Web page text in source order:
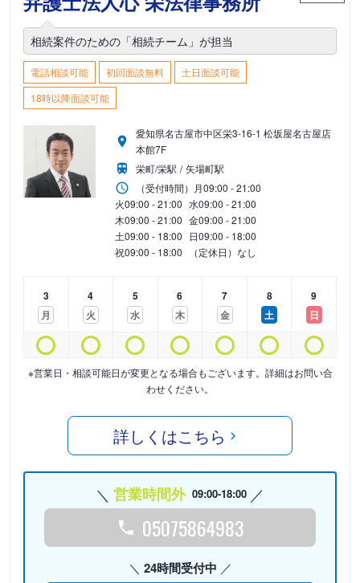
相続案件のための「相続チーム」が担当
電話相談可能 初回面談無料
土日面談可能
18時以降面談可能
愛知県名古屋市中区栄3-16-1 松坂屋名古屋店
本館7F
栄町/栄駅
矢場町駅
（受付時間） 月09:00 - 21:00
火09:00 - 21:00 水09:00 - 21:00
木09:00 - 21:00 金09:00 - 21:00
土09:00 - 18:00 日09:00 - 18:00
祝09:00 - 18:00 （定休日）なし
3
月
4
火
5
水
6
木
7
金
8
土
9
日
※営業日・相談可能日が変更となる場合もございます。詳細はお問い合
わせください。
詳しくはこちら
営業時間外 09:00-18:00
05075864983
24時間受付中